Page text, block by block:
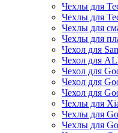
Чехлы для
Чехлы для
Чехлы для
Чехлы для
Чехол для
Чехол для
Чехол для
Чехол для
Чехол для
Чехлы для
Чехлы для
Чехлы для